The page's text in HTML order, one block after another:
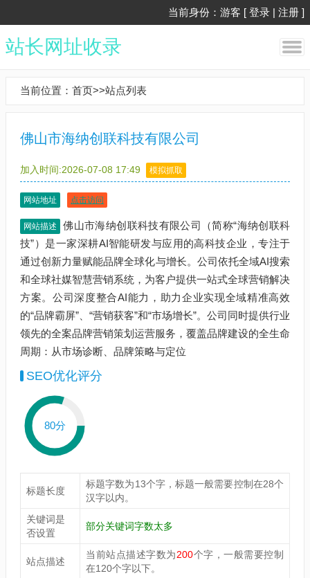
当前身份：游客 [ 登录 | 注册 ]
站长网址收录
当前位置： 首页>>站点列表
佛山市海纳创联科技有限公司
加入时间:2026-07-08 17:49 模拟抓取
网站地址 点击访问
网站描述
佛山市海纳创联科技有限公司（简称“海纳创联科
技”）是一家深耕AI智能研发与应用的高科技企业，专注于
通过创新力量赋能品牌全球化与增长。公司依托全域AI搜索
和全球社媒智慧营销系统，为客户提供一站式全球营销解决
方案。公司深度整合AI能力，助力企业实现全域精准高效
的“品牌霸屏”、“营销获客”和“市场增长”。公司同时提供行业
领先的全案品牌营销策划运营服务，覆盖品牌建设的全生命
周期：从市场诊断、品牌策略与定位
SEO优化评分
80分
标题长度
标题字数为13个字，标题一般需要控制在28个
汉字以内。
关键词是
否设置
部分关键词字数太多
站点描述
当前站点描述字数为200个字，一般需要控制
在120个字以下。